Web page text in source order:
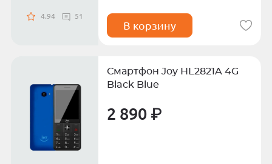
4.94 51
В корзину
Смартфон Joy HL2821A 4G
Black Blue
2 890 ₽